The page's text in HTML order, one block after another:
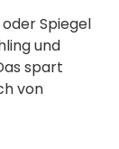
Spiegel
und
spart
von